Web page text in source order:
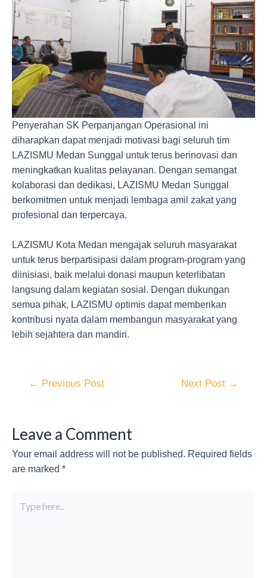
Penyerahan SK Perpanjangan Operasional ini
diharapkan dapat menjadi motivasi bagi seluruh tim
LAZISMU Medan Sunggal untuk terus berinovasi dan
meningkatkan kualitas pelayanan. Dengan semangat
kolaborasi dan dedikasi, LAZISMU Medan Sunggal
berkomitmen untuk menjadi lembaga amil zakat yang
profesional dan terpercaya.
LAZISMU Kota Medan mengajak seluruh masyarakat
untuk terus berpartisipasi dalam program-program yang
diinisiasi, baik melalui donasi maupun keterlibatan
langsung dalam kegiatan sosial. Dengan dukungan
semua pihak, LAZISMU optimis dapat memberikan
kontribusi nyata dalam membangun masyarakat yang
lebih sejahtera dan mandiri.
← Previous Post Next Post →
Leave a Comment
Your email address will not be published. Required fields
are marked *
here..